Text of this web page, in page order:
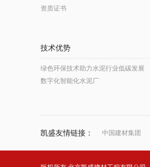
资质证书
技术优势
绿色环保技术助力水泥行业低碳发展
数字化智能化水泥厂
凯盛友情链接： 中国建材集团